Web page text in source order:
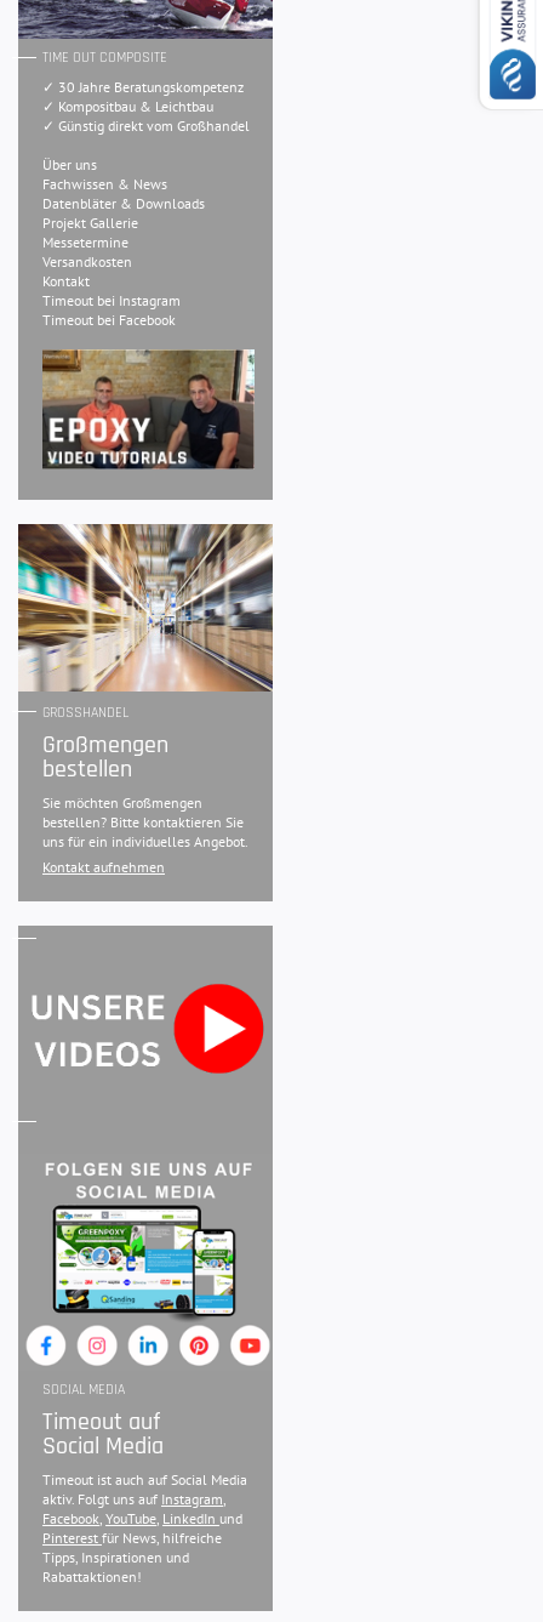
TIME OUT COMPOSITE
✓ 30 Jahre Beratungskompetenz
✓ Kompositbau & Leichtbau
✓ Günstig direkt vom Großhandel
Über uns
Fachwissen & News
Datenbläter & Downloads
Projekt Gallerie
Messetermine
Versandkosten
Kontakt
Timeout bei Instagram
Timeout bei Facebook
GROSSHANDEL
Großmengen
bestellen
Sie möchten Großmengen
bestellen? Bitte kontaktieren Sie
uns für ein individuelles Angebot.
Kontakt aufnehmen
SOCIAL MEDIA
Timeout auf
Social Media
Timeout ist auch auf Social Media
aktiv. Folgt uns auf Instagram
Facebook YouTube LinkedIn und
Pinterest für News, hilfreiche
Tipps, Inspirationen und
Rabattaktionen!